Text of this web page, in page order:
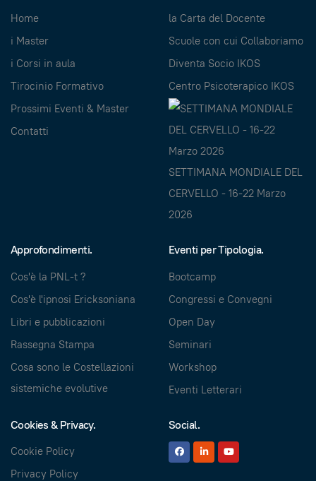
Home
i Master
i Corsi in aula
Tirocinio Formativo
Prossimi Eventi & Master
Contatti
la Carta del Docente
Scuole con cui Collaboriamo
Diventa Socio IKOS
Centro Psicoterapico IKOS
SETTIMANA MONDIALE DEL
CERVELLO - 16-22 Marzo
2026
Approfondimenti.
Cos'è la PNL-t ?
Cos'è l'ipnosi Ericksoniana
Libri e pubblicazioni
Rassegna Stampa
Cosa sono le Costellazioni
sistemiche evolutive
Eventi per Tipologia.
Bootcamp
Congressi e Convegni
Open Day
Seminari
Workshop
Eventi Letterari
Cookies & Privacy.
Cookie Policy
Privacy Policy
Social.